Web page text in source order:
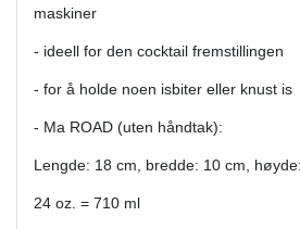
maskiner
- ideell for den cocktail fremstillingen
- for å holde noen isbiter eller knust is
- Ma ROAD (uten håndtak):
Lengde: 18 cm, bredde: 10 cm,
24 oz. = 710 ml